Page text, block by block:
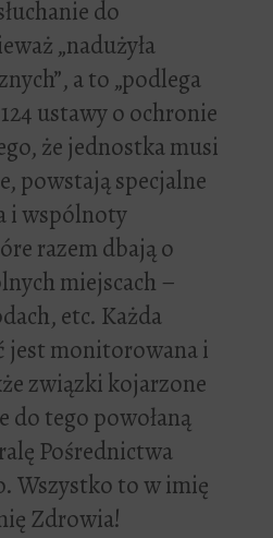
do
„nadużyła
a to „podlega
ustawy o ochronie
że jednostka musi
powstają specjalne
i wspólnoty
razem dbają o
miejscach –
etc. Każda
jest monitorowana i
związki kojarzone
do tego powołaną
Pośrednictwa
Wszystko to w imię
Zdrowia!